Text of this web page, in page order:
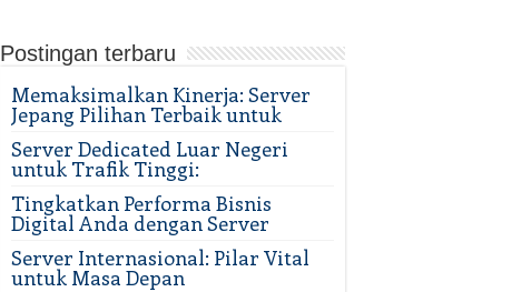
Postingan terbaru
Memaksimalkan Kinerja: Server
Jepang Pilihan Terbaik untuk
Server Dedicated Luar Negeri
untuk Trafik Tinggi:
Tingkatkan Performa Bisnis
Digital Anda dengan Server
Server Internasional: Pilar Vital
untuk Masa Depan